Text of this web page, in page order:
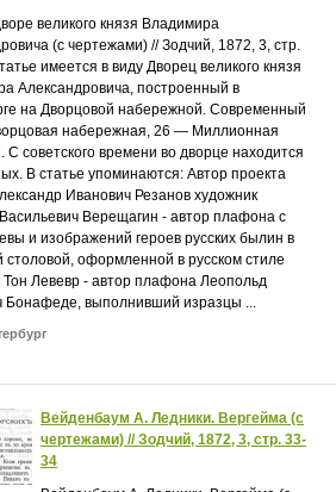
великого князя Владимира
(с чертежами) // Зодчий, 1872, 3, стр.
имеется в виду Дворец великого князя
Александровича, построенный в
на Дворцовой набережной. Современный
набережная, 26 — Миллионная
С советского времени во дворце находится
В статье упоминаются: Автор проекта
Иванович Резанов художник
Верещагин - автор плафона с
и изображений героев русских былин в
столовой, оформленной в русском стиле
Тон Левевр - автор плафона Леопольд
Бонафеде, выполнивший изразцы ...
Вейденбаум А. Ледники. Вергейма (с
чертежами) // Зодчий, 1872, 3, стр. 33-
34